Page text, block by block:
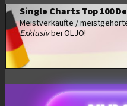
Single Charts Top 100
Meistverkaufte /
Exklusivbei OLJO!